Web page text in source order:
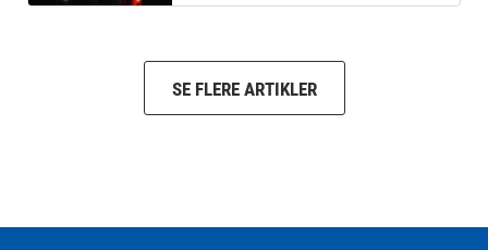
SE FLERE ARTIKLER